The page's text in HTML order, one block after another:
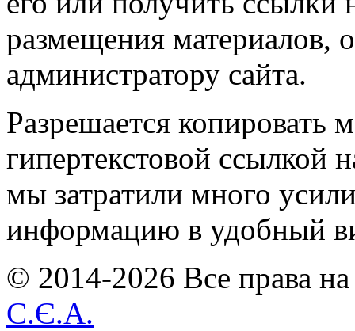
размещения материалов,
администратору сайта.
Разрешается копировать
гипертекстовой ссылкой
мы затратили много
информацию в удобный
© 2014-2026 Все права
С.Є.А.